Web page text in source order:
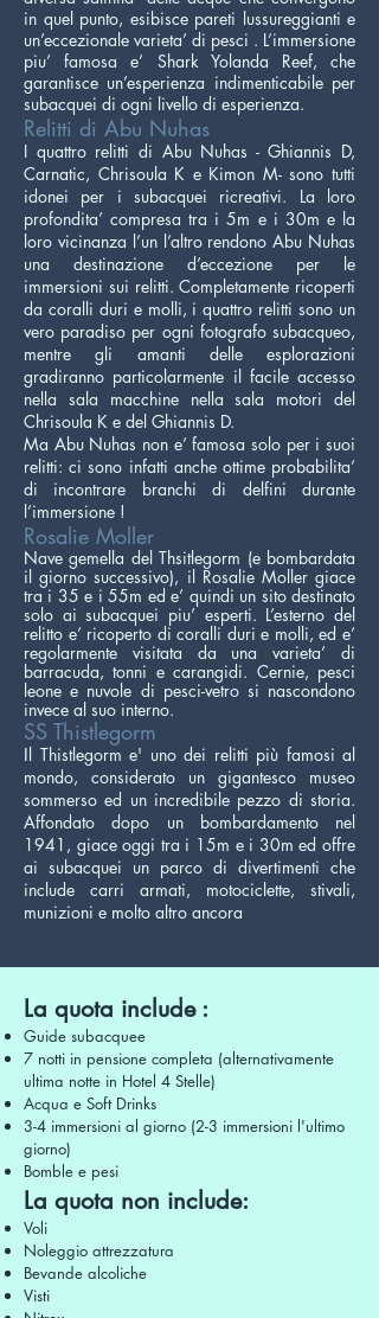
in quel punto, esibisce pareti lussureggianti e
un’eccezionale varieta’ di pesci . L’immersione
piu’ famosa e’ Shark Yolanda Reef, che
garantisce un’esperienza indimenticabile per
subacquei di ogni livello di esperienza.
Relitti di Abu Nuhas
I quattro relitti di Abu Nuhas - Ghiannis D,
Carnatic, Chrisoula K e Kimon M- sono tutti
idonei per i subacquei ricreativi. La loro
profondita’ compresa tra i 5m e i 30m e la
loro vicinanza l’un l’altro rendono Abu Nuhas
una destinazione d’eccezione per le
immersioni sui relitti. Completamente ricoperti
da coralli duri e molli, i quattro relitti sono un
vero paradiso per ogni fotografo subacqueo,
mentre gli amanti delle esplorazioni
gradiranno particolarmente il facile accesso
nella sala macchine nella sala motori del
Chrisoula K e del Ghiannis D.
Ma Abu Nuhas non e’ famosa solo per i suoi
relitti: ci sono infatti anche ottime probabilita’
di incontrare branchi di delfini durante
l’immersione !
Rosalie Moller
Nave gemella del Thsitlegorm (e bombardata
il giorno successivo), il Rosalie Moller giace
tra i 35 e i 55m ed e’ quindi un sito destinato
solo ai subacquei piu’ esperti. L’esterno del
relitto e’ ricoperto di coralli duri e molli, ed e’
regolarmente visitata da una varieta’ di
barracuda, tonni e carangidi. Cernie, pesci
leone e nuvole di pesci-vetro si nascondono
invece al suo interno.
SS Thistlegorm
Il Thistlegorm e' uno dei relitti più famosi al
mondo, considerato un gigantesco museo
sommerso ed un incredibile pezzo di storia.
Affondato dopo un bombardamento nel
1941, giace oggi tra i 15m e i 30m ed offre
ai subacquei un parco di divertimenti che
include carri armati, motociclette, stivali,
munizioni e molto altro ancora
La quota include :
Guide subacquee
7 notti in pensione completa (alternativamente
ultima notte in Hotel 4 Stelle)
Acqua e Soft Drinks
3-4 immersioni al giorno (2-3 immersioni l'ultimo
giorno)
Bomble e pesi
La quota non include:
Voli
Noleggio attrezzatura
Bevande alcoliche
Visti